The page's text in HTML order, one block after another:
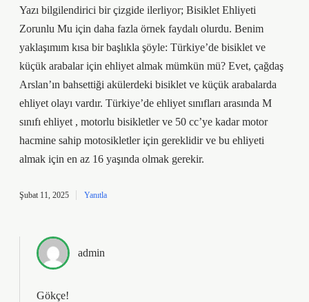
Yazı bilgilendirici bir çizgide ilerliyor; Bisiklet Ehliyeti
Zorunlu Mu için daha fazla örnek faydalı olurdu. Benim
yaklaşımım kısa bir başlıkla şöyle: Türkiye’de bisiklet ve
küçük arabalar için ehliyet almak mümkün mü? Evet, çağdaş
Arslan’ın bahsettiği akülerdeki bisiklet ve küçük arabalarda
ehliyet olayı vardır. Türkiye’de ehliyet sınıfları arasında M
sınıfı ehliyet , motorlu bisikletler ve 50 cc’ye kadar motor
hacmine sahip motosikletler için gereklidir ve bu ehliyeti
almak için en az 16 yaşında olmak gerekir.
Şubat 11, 2025 Yanıtla
admin
Gökçe!